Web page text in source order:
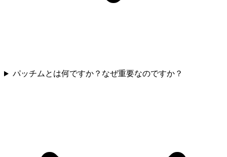
パッチムとは何ですか？なぜ重要なのですか？